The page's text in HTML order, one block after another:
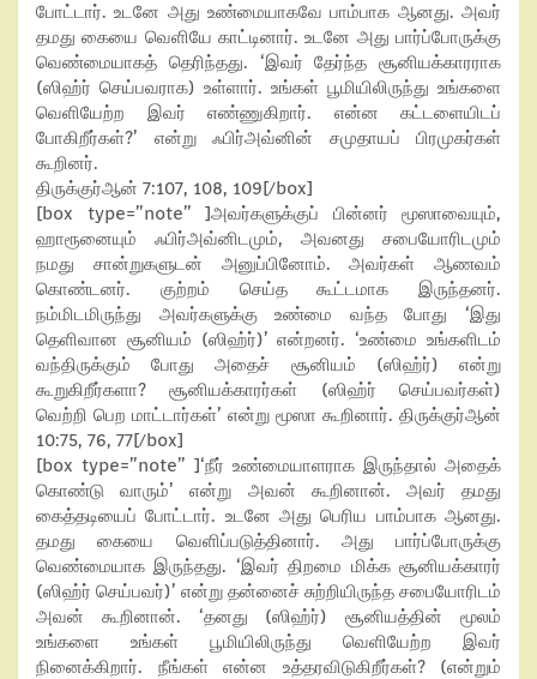
போட்டார். உடனே அது உண்மையாகவே பாம்பாக ஆனது. அவர்
தமது கையை வெளியே காட்டினார். உடனே அது பார்ப்போருக்கு
வெண்மையாகத் தெரிந்தது. ‘இவர் தேர்ந்த சூனியக்காரராக
(ஸிஹ்ர் செய்பவராக) உள்ளார். உங்கள் பூமியிலிருந்து உங்களை
வெளியேற்ற இவர் எண்ணுகிறார். என்ன கட்டளையிடப்
போகிறீர்கள்?’ என்று ஃபிர்அவ்னின் சமுதாயப் பிரமுகர்கள்
கூறினர்.
திருக்குர்ஆன் 7:107, 108, 109[/box]
[box type=”note” ]அவர்களுக்குப் பின்னர் மூஸாவையும்,
ஹாரூனையும் ஃபிர்அவ்னிடமும், அவனது சபையோரிடமும்
நமது சான்றுகளுடன் அனுப்பினோம். அவர்கள் ஆணவம்
கொண்டனர். குற்றம் செய்த கூட்டமாக இருந்தனர்.
நம்மிடமிருந்து அவர்களுக்கு உண்மை வந்த போது ‘இது
தெளிவான சூனியம் (ஸிஹ்ர்)’ என்றனர். ‘உண்மை உங்களிடம்
வந்திருக்கும் போது அதைச் சூனியம் (ஸிஹ்ர்) என்று
கூறுகிறீர்களா? சூனியக்காரர்கள் (ஸிஹ்ர் செய்பவர்கள்)
வெற்றி பெற மாட்டார்கள்’ என்று மூஸா கூறினார். திருக்குர்ஆன்
10:75, 76, 77[/box]
[box type=”note” ]‘நீர் உண்மையாளராக இருந்தால் அதைக்
கொண்டு வாரும்’ என்று அவன் கூறினான். அவர் தமது
கைத்தடியைப் போட்டார். உடனே அது பெரிய பாம்பாக ஆனது.
தமது கையை வெளிப்படுத்தினார். அது பார்ப்போருக்கு
வெண்மையாக இருந்தது. ‘இவர் திறமை மிக்க சூனியக்காரர்
(ஸிஹ்ர் செய்பவர்)’ என்று தன்னைச் சுற்றியிருந்த சபையோரிடம்
அவன் கூறினான். ‘தனது (ஸிஹ்ர்) சூனியத்தின் மூலம்
உங்களை உங்கள் பூமியிலிருந்து வெளியேற்ற இவர்
நினைக்கிறார். நீங்கள் என்ன உத்தரவிடுகிறீர்கள்? (என்றும்